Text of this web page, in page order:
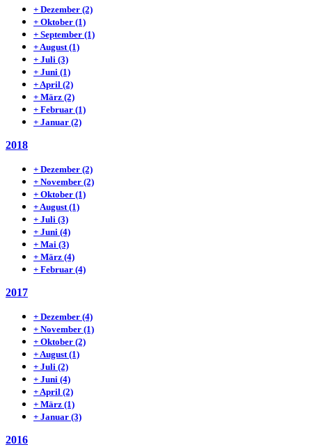
+ Dezember (2)
+ Oktober (1)
+ September (1)
+August(1)
+ Juli (3)
+ Juni (1)
+April (2)
+ März (2)
+ Februar (1)
+ Januar (2)
2018
+ Dezember (2)
+ November (2)
+ Oktober (1)
+August(1)
+ Juli (3)
+ Juni (4)
+ Mai (3)
+ März (4)
+ Februar (4)
2017
+ Dezember (4)
+ November (1)
+ Oktober (2)
+August(1)
+ Juli (2)
+ Juni (4)
+April (2)
+ März (1)
+ Januar (3)
2016